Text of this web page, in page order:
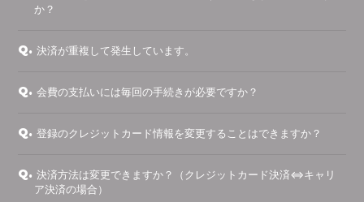
か？
Q. 決済が重複して発生しています。
Q. 会費の支払いには毎回の手続きが必要ですか？
Q. 登録のクレジットカード情報を変更することはできますか？
Q. 決済方法は変更できますか？（クレジットカード決済⇔キャリ
ア決済の場合）